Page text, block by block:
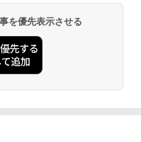
を優先表示させる